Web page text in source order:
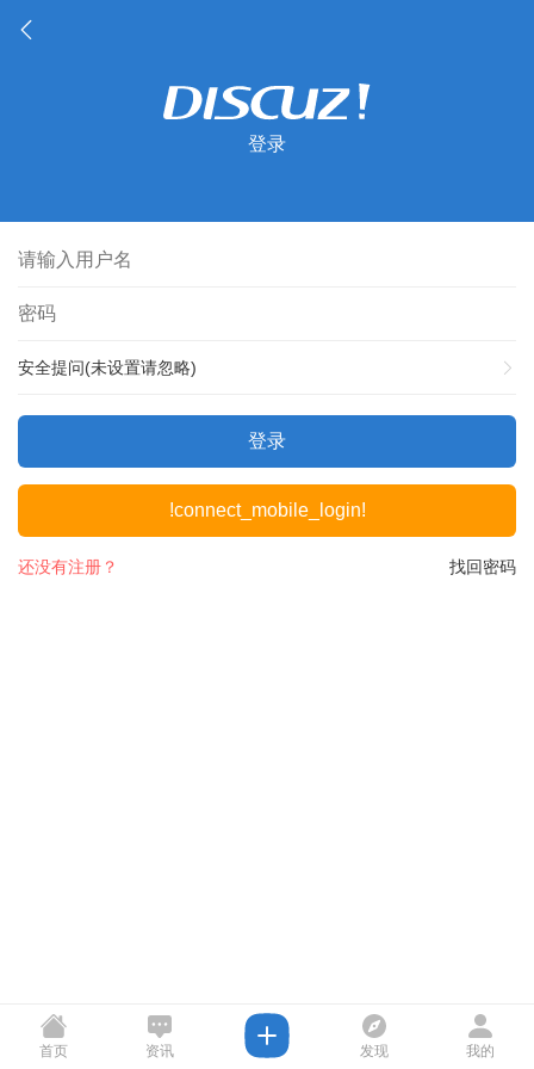
登录
安全提问(未设置请忽略)
登录
!connect_mobile_login!
找回密码
还没有注册？
首页 资讯 发现 我的